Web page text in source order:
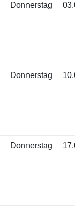
Donnerstag
Donnerstag
Donnerstag